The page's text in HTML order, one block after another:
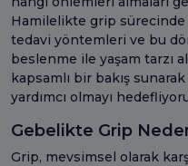
Hamilelikte grip sürecinde
tedavi yöntemleri ve bu
beslenme ile yaşam tarzı
kapsamlı bir bakış
yardımcı olmayı
Gebelikte Grip
Grip, mevsimsel olarak